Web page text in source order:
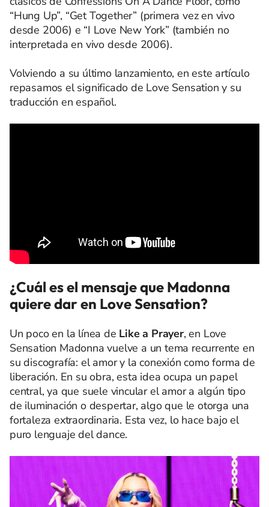
“Hung Up”, “Get Together” (primera vez en vivo
desde 2006) e “I Love New York” (también no
interpretada en vivo desde 2006).
Volviendo a su último lanzamiento, en este artículo
repasamos el significado de Love Sensation y su
traducción en español.
¿Cuál es el mensaje que Madonna
quiere dar en Love Sensation?
Un poco en la línea de Like a Prayer, en Love
Sensation Madonna vuelve a un tema recurrente en
su discografía: el amor y la conexión como forma de
liberación. En su obra, esta idea ocupa un papel
central, ya que suele vincular el amor a algún tipo
de iluminación o despertar, algo que le otorga una
fortaleza extraordinaria. Esta vez, lo hace bajo el
puro lenguaje del dance.